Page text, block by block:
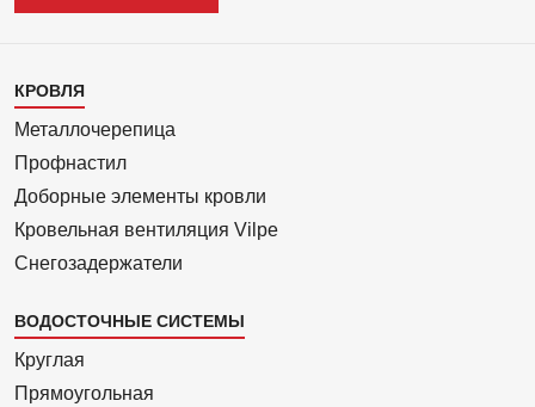
Каталог
1
КРОВЛЯ
Металлочерепица
Профнастил
Доборные элементы кровли
Кровельная вентиляция Vilpe
Снегозадержатели
ВОДОСТОЧНЫЕ СИСТЕМЫ
Круглая
Прямоуголь­ная